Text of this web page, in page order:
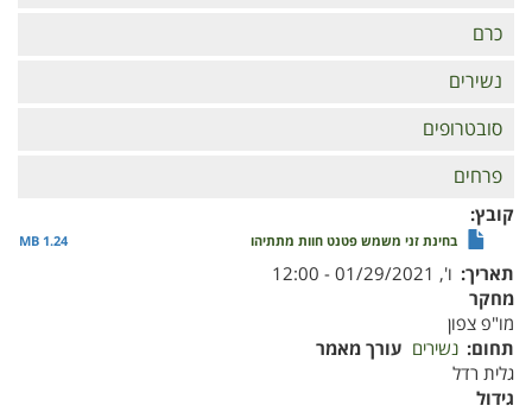
כרם
נשירים
סובטרופים
פרחים
קובץ
בחינת זני משמש פטנט חוות מתתיהו 1.24 MB
תאריך ו', 01/29/2021 - 12:00
מחקר
מו"פ צפון
תחום נשירים עורך מאמר
גלית רדל
גידול